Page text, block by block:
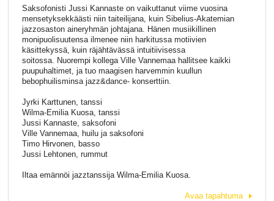
Saksofonisti Jussi Kannaste on vaikuttanut viime vuosina
mensetyksekkäästi niin taiteilijana, kuin Sibelius-Akatemian
jazzosaston aineryhmän johtajana. Hänen musiikillinen
monipuolisuutensa ilmenee niin harkitussa motiivien
käsittekyssä, kuin räjähtävässä intuitiivisessa
soitossa. Nuorempi kollega Ville Vannemaa hallitsee kaikki
puupuhaltimet, ja tuo maagisen harvemmin kuullun
bebophuilisminsa jazz&dance- konserttiin.
Jyrki Karttunen, tanssi
Wilma-Emilia Kuosa, tanssi
Jussi Kannaste, saksofoni
Ville Vannemaa, huilu ja saksofoni
Timo Hirvonen, basso
Jussi Lehtonen, rummut
Iltaa emännöi jazztanssija Wilma-Emilia Kuosa.
Avaa tapahtuma